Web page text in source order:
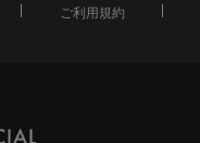
ご利用規約